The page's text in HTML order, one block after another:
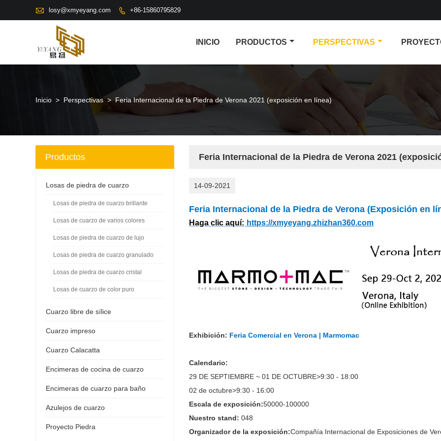
 losy@xmyeyang.com  +86-15860795829
INICIO PRODUCTOS PERSPECTIVAS
Inicio > Perspectivas > Feria Internacional de la Piedra de Verona 2021 (exposición en línea)
Feria Internacional de la Piedra de Verona 2021
14-09-2021
Feria Internacional de la Piedra de Verona (Exposición en
Haga clic aquí: https://xmyeyang.zhizhan360.com
Exhibición: Feria Comercial en Verona | Marmomac
Calendario:
29 DE SEPTIEMBRE ~ 01 DE OCTUBRE>9:30 - 18:00
02 de octubre>9:30 - 16:00
Escala de exposición:50000-100000
Nuestro stand: 048
Organizador de la exposición:Compañía Internacional de Exposiciones de
Productos
Losas de piedra de cuarzo
Losas de piedra de cuarzo brillante
Losas de cuarzo de varios colores
Losas de piedra de cuarzo de lujo
Losas de piedra de cuarzo granulado
Losas de piedra de cuarzo cristal
Losas de cuarzo de color puro
Cuarzo libre de sílice
Cuarzo impreso
Cuarzo Calacatta
Encimeras de cocina de cuarzo
Encimeras de cuarzo para baño
Azulejos de cuarzo
Proyecto Piedra